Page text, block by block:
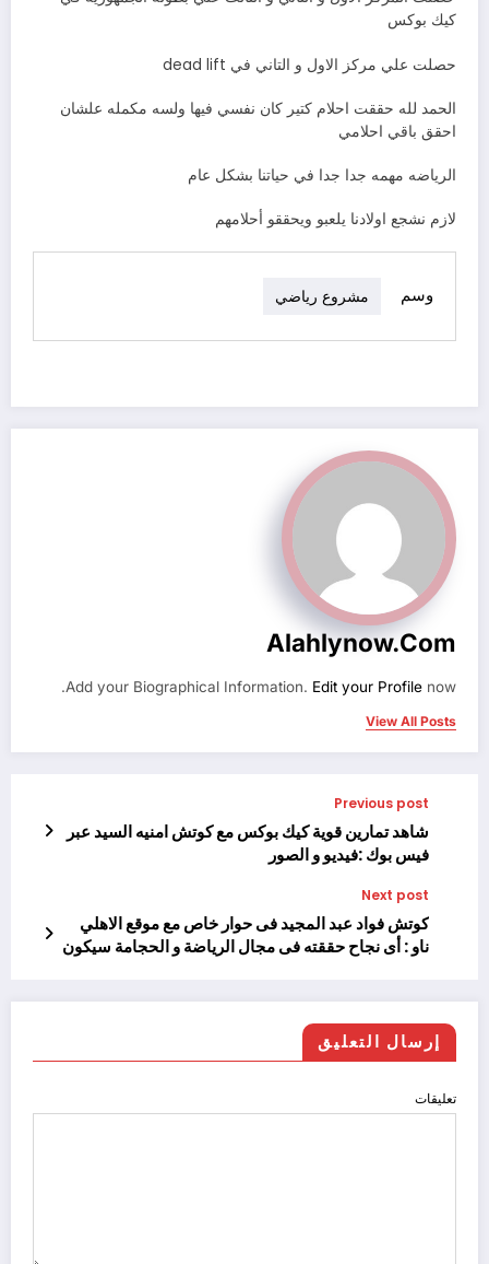
كيك بوكس
حصلت علي مركز الاول و التاني في dead lift
الحمد لله حققت احلام كتير كان نفسي فيها ولسه مكمله علشان
احقق باقي احلامي
الرياضه مهمه جدا جدا في حياتنا بشكل عام
لازم نشجع اولادنا يلعبو ويحققو أحلامهم
وسم مشروع رياضي
Alahlynow.com
Add your Biographical Information. Edit your Profile now.
View All Posts
Previous post
شاهد تمارين قوية كيك بوكس مع كوتش امنيه السيد عبر
فيس بوك :فيديو و الصور
Next post
كوتش فواد عبد المجيد فى حوار خاص مع موقع الاهلي
ناو : أى نجاح حققته فى مجال الرياضة و الحجامة سيكون
إرسال التعليق
تعليقات